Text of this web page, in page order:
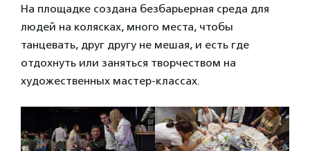
На площадке создана безбарьерная среда для
людей на колясках, много места, чтобы
танцевать, друг другу не мешая, и есть где
отдохнуть или заняться творчеством на
художественных мастер-классах.